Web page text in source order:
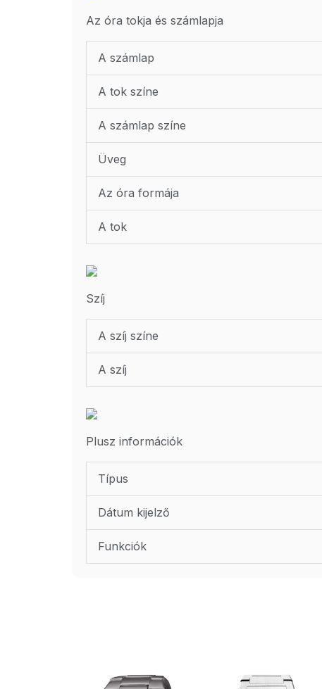
Az óra tokja és számlapja
A számlap
A tok színe
A számlap színe
Üveg
Az óra formája
A tok
Szíj
A szíj színe
A szíj
Plusz információk
Típus
Dátum kijelző
Funkciók